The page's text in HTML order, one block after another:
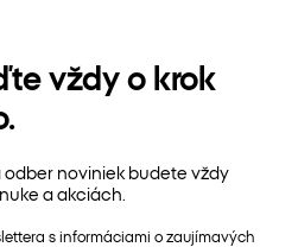
vždy o krok
odber noviniek budete vždy
a akciách.
s informáciami o zaujímavých